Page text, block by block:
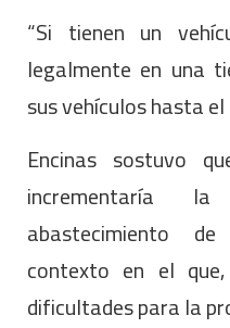
“Si tienen un
legalmente en una
sus vehículos hasta el
Encinas sostuvo
incrementaría
abastecimiento
contexto en el
dificultades para la